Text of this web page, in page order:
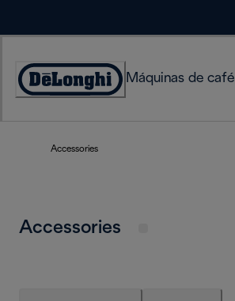
Accessibility
Máquinas de café
Accessories
Accessories